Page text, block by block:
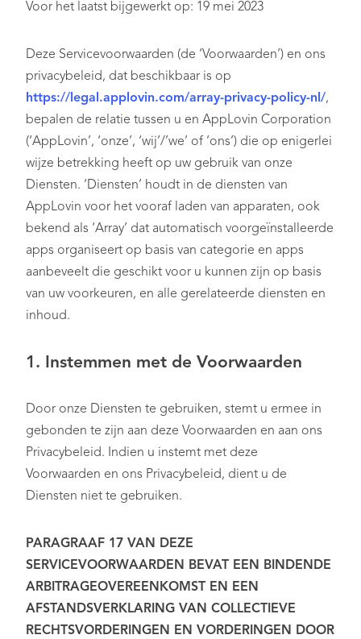
Voor het laatst bijgewerkt op: 19 mei 2023
Deze Servicevoorwaarden (de ‘Voorwaarden’) en ons
privacybeleid, dat beschikbaar is op
https://legal.applovin.com/array-privacy-policy-nl/,
bepalen de relatie tussen u en AppLovin Corporation
(‘AppLovin’, ‘onze’, ‘wij’/’we’ of ‘ons’) die op enigerlei
wijze betrekking heeft op uw gebruik van onze
Diensten. ‘Diensten’ houdt in de diensten van
AppLovin voor het vooraf laden van apparaten, ook
bekend als ‘Array’ dat automatisch voorgeïnstalleerde
apps organiseert op basis van categorie en apps
aanbeveelt die geschikt voor u kunnen zijn op basis
van uw voorkeuren, en alle gerelateerde diensten en
inhoud.
1. Instemmen met de Voorwaarden
Door onze Diensten te gebruiken, stemt u ermee in
gebonden te zijn aan deze Voorwaarden en aan ons
Privacybeleid. Indien u instemt met deze
Voorwaarden en ons Privacybeleid, dient u de
Diensten niet te gebruiken.
PARAGRAAF 17 VAN DEZE
SERVICEVOORWAARDEN BEVAT EEN BINDENDE
ARBITRAGEOVEREENKOMST EN EEN
AFSTANDSVERKLARING VAN COLLECTIEVE
RECHTSVORDERINGEN EN VORDERINGEN DOOR